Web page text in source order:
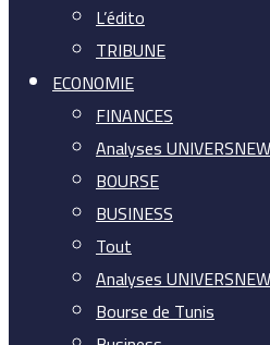
L’édito
TRIBUNE
ECONOMIE
FINANCES
Analyses
BOURSE
BUSINESS
Tout
Analyses
Bourse de Tunis